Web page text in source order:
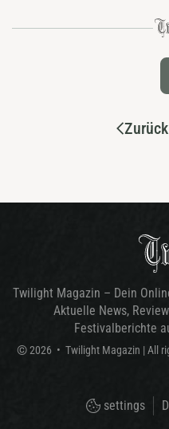
Zurück
Twilight Magazin – Dein
Aktuelle News,
Festivalberichte
© 2026 • Twilight Magazin | All
settings